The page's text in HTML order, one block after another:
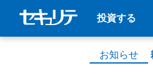
投資する
お知らせ